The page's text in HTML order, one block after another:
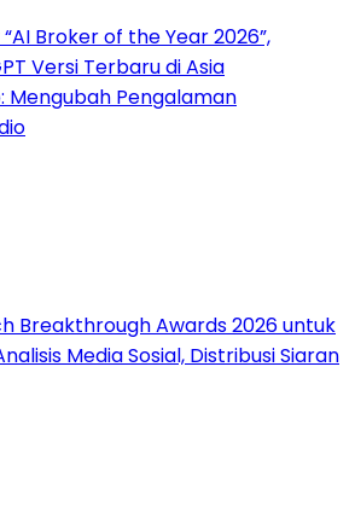
Broker of the Year 2026”,
Versi Terbaru di Asia
Mengubah Pengalaman
Breakthrough Awards 2026 untuk
Media Sosial, Distribusi Siaran